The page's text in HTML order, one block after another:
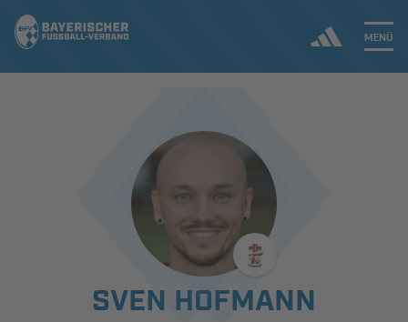
MENÜ
ERGEBNISSE & WETTBEWERBE
SPIELBETRIEB & VERBANDSLEBEN
AUSBILDUNG & FÖRDERUNG
SVEN HOFMANN